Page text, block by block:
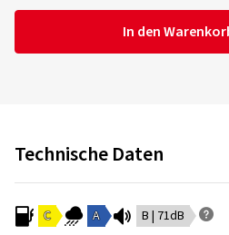
In den
Technische Daten
C A B | 71dB